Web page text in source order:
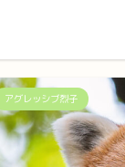
アグレッシブ烈子